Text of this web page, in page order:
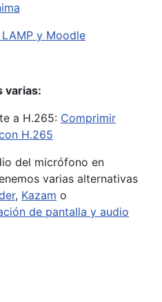
y Moodle
varias:
a H.265: Comprimir
H.265
del micrófono en
varias alternativas
, Kazam o
de pantalla y audio